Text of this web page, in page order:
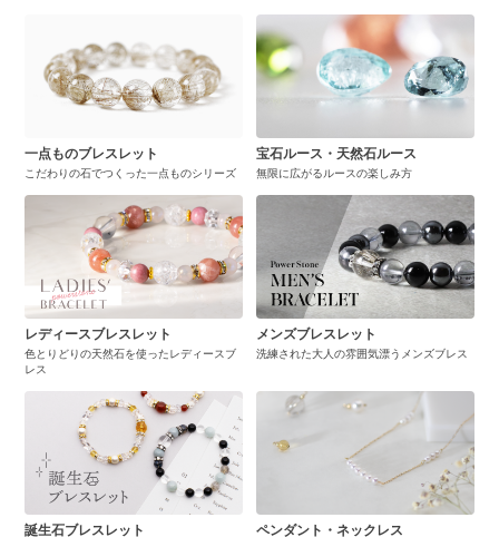
一点ものブレスレット
こだわりの石でつくった一点ものシリーズ
宝石ルース・天然石ルース
無限に広がるルースの楽しみ方
レディースブレスレット
色とりどりの天然石を使ったレディースブ
レス
メンズブレスレット
洗練された大人の雰囲気漂うメンズブレス
誕生石ブレスレット ペンダント・ネックレス